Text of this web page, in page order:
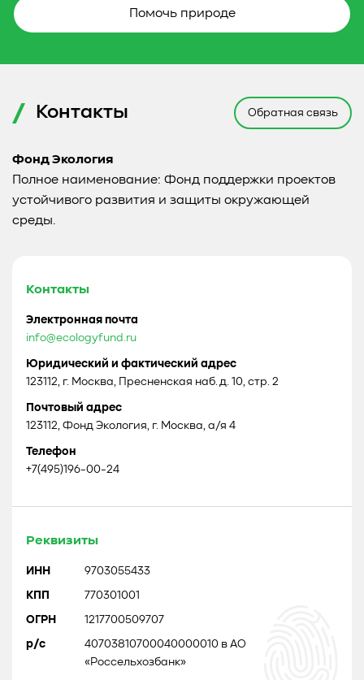
Помочь природе
Контакты Обратная связь
Фонд Экология
Полное наименование: Фонд поддержки проектов
устойчивого развития и защиты окружающей
среды.
Контакты
Электронная почта
info@ecologyfund.ru
Юридический и фактический адрес
123112, г. Москва, Пресненская наб. д. 10, стр. 2
Почтовый адрес
123112, Фонд Экология, г. Москва, а/я 4
Телефон
+7(495)196-00-24
Реквизиты
ИНН 9703055433
КПП 770301001
ОГРН 1217700509707
р/с
40703810700040000010 в АО
«Россельхозбанк»